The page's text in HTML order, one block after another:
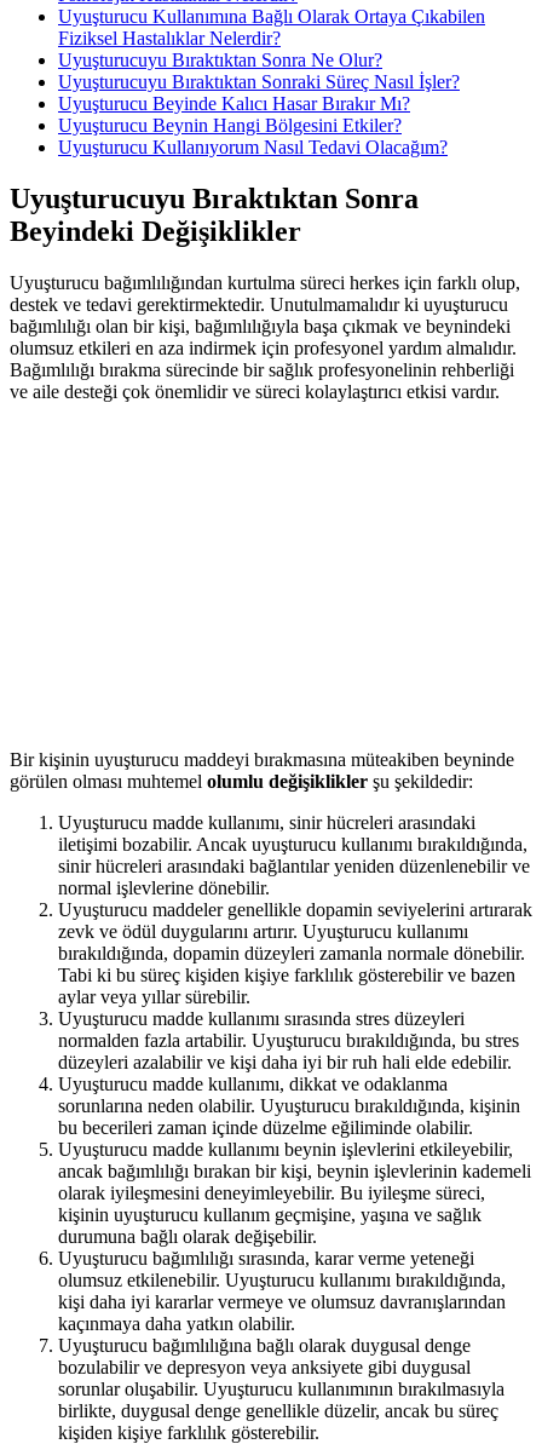
Uyuşturucu Kullanımına Bağlı Olarak Ortaya Çıkabilen
Fiziksel Hastalıklar Nelerdir?
Uyuşturucuyu Bıraktıktan Sonra Ne Olur?
Uyuşturucuyu Bıraktıktan Sonraki Süreç Nasıl İşler?
Uyuşturucu Beyinde Kalıcı Hasar Bırakır Mı?
Uyuşturucu Beynin Hangi Bölgesini Etkiler?
Uyuşturucu Kullanıyorum Nasıl Tedavi Olacağım?
Uyuşturucuyu Bıraktıktan Sonra
Beyindeki Değişiklikler
Uyuşturucu bağımlılığından kurtulma süreci herkes için farklı olup,
destek ve tedavi gerektirmektedir. Unutulmamalıdır ki uyuşturucu
bağımlılığı olan bir kişi, bağımlılığıyla başa çıkmak ve beynindeki
olumsuz etkileri en aza indirmek için profesyonel yardım almalıdır.
Bağımlılığı bırakma sürecinde bir sağlık profesyonelinin rehberliği
ve aile desteği çok önemlidir ve süreci kolaylaştırıcı etkisi vardır.
Bir kişinin uyuşturucu maddeyi bırakmasına müteakiben beyninde
görülen olması muhtemel olumlu değişiklikler şu şekildedir:
Uyuşturucu madde kullanımı, sinir hücreleri arasındaki
iletişimi bozabilir. Ancak uyuşturucu kullanımı bırakıldığında,
sinir hücreleri arasındaki bağlantılar yeniden düzenlenebilir ve
normal işlevlerine dönebilir.
Uyuşturucu maddeler genellikle dopamin seviyelerini artırarak
zevk ve ödül duygularını artırır. Uyuşturucu kullanımı
bırakıldığında, dopamin düzeyleri zamanla normale dönebilir.
Tabi ki bu süreç kişiden kişiye farklılık gösterebilir ve bazen
aylar veya yıllar sürebilir.
Uyuşturucu madde kullanımı sırasında stres düzeyleri
normalden fazla artabilir. Uyuşturucu bırakıldığında, bu stres
düzeyleri azalabilir ve kişi daha iyi bir ruh hali elde edebilir.
Uyuşturucu madde kullanımı, dikkat ve odaklanma
sorunlarına neden olabilir. Uyuşturucu bırakıldığında, kişinin
bu becerileri zaman içinde düzelme eğiliminde olabilir.
Uyuşturucu madde kullanımı beynin işlevlerini etkileyebilir,
ancak bağımlılığı bırakan bir kişi, beynin işlevlerinin kademeli
olarak iyileşmesini deneyimleyebilir. Bu iyileşme süreci,
kişinin uyuşturucu kullanım geçmişine, yaşına ve sağlık
durumuna bağlı olarak değişebilir.
Uyuşturucu bağımlılığı sırasında, karar verme yeteneği
olumsuz etkilenebilir. Uyuşturucu kullanımı bırakıldığında,
kişi daha iyi kararlar vermeye ve olumsuz davranışlarından
kaçınmaya daha yatkın olabilir.
Uyuşturucu bağımlılığına bağlı olarak duygusal denge
bozulabilir ve depresyon veya anksiyete gibi duygusal
sorunlar oluşabilir. Uyuşturucu kullanımının bırakılmasıyla
birlikte, duygusal denge genellikle düzelir, ancak bu süreç
kişiden kişiye farklılık gösterebilir.